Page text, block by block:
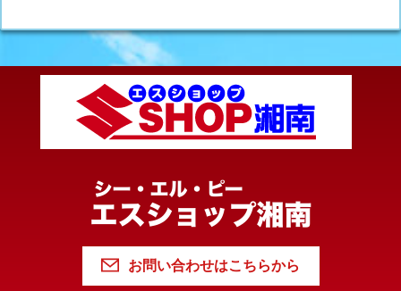
お問い合わせはこちらから